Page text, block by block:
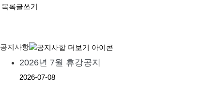
목록글쓰기
공지사항
2026년 7월 휴강공지
2026-07-08